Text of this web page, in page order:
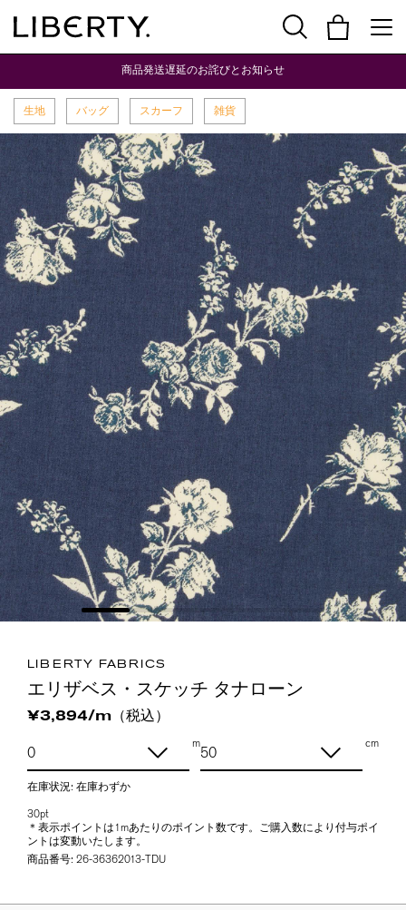
商品発送遅延のお詫びとお知らせ
生地 バッグ スカーフ 雑貨
LIBERTY FABRICS
エリザベス・スケッチ タナローン
¥3,894/m（税込）
m cm
在庫状況: 在庫わずか
30pt
＊表示ポイントは1mあたりのポイント数です。ご購入数により付与ポイ
ントは変動いたします。
商品番号: 26-36362013-TDU